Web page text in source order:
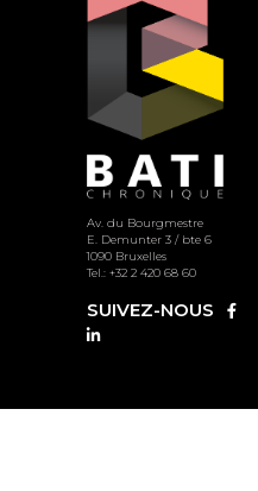
Av. du Bourgmestre
E. Demunter 3 / bte 6
1090 Bruxelles
Tel.: +32 2 420 68 60
SUIVEZ-NOUS